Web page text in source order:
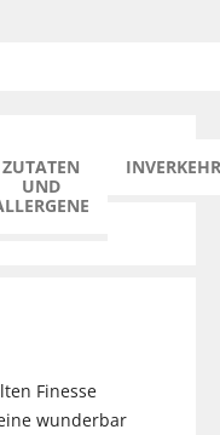
ZUTATEN
UND
Finesse
wunderbar